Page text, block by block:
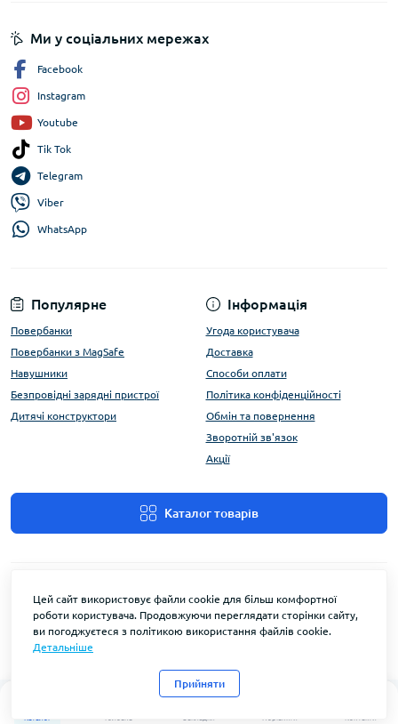
Каталог Головна Закладки
0
Порівняти Контакти
Популярне
Повербанки
Повербанки з MagSafe
Навушники
Безпровідні зарядні пристрої
Дитячі конструктори
Інформація
Угода користувача
Доставка
Способи оплати
Політика конфіденційності
Обмін та повернення
Зворотній зв'язок
Акції
Каталог товарів
Ми у соціальних мережах
Facebook
Instagram
Youtube
Tik Tok
Telegram
Viber
WhatsApp
Цей сайт використовує файли cookie для більш комфортної
роботи користувача. Продовжуючи переглядати сторінки сайту,
ви погоджуєтеся з політикою використання файлів cookie.
Детальніше
Прийняти